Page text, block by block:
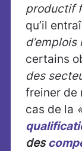
productif
qu’il
certains
des
freiner de
cas de la
des